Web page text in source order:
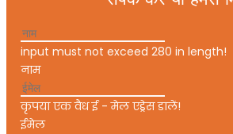
input must not exceed 280 in length!
नाम
कृपया एक वैध ई - मेल एड्रेस डालें!
ईमेल